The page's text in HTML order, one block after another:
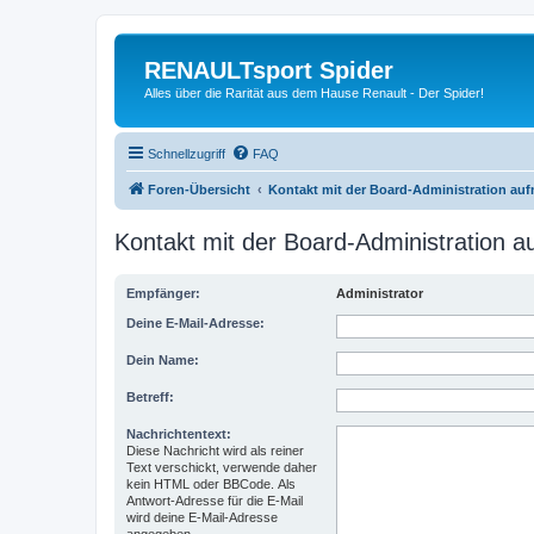
RENAULTsport Spider
Alles über die Rarität aus dem Hause Renault - Der Spider!
Schnellzugriff FAQ
Foren-Übersicht Kontakt mit der Board-Administration
Kontakt mit der Board-Administration
Empfänger: Administrator
Deine E-Mail-Adresse:
Dein Name:
Betreff:
Nachrichtentext:
Diese Nachricht wird als reiner
Text verschickt, verwende daher
kein HTML oder BBCode. Als
Antwort-Adresse für die E-Mail
wird deine E-Mail-Adresse